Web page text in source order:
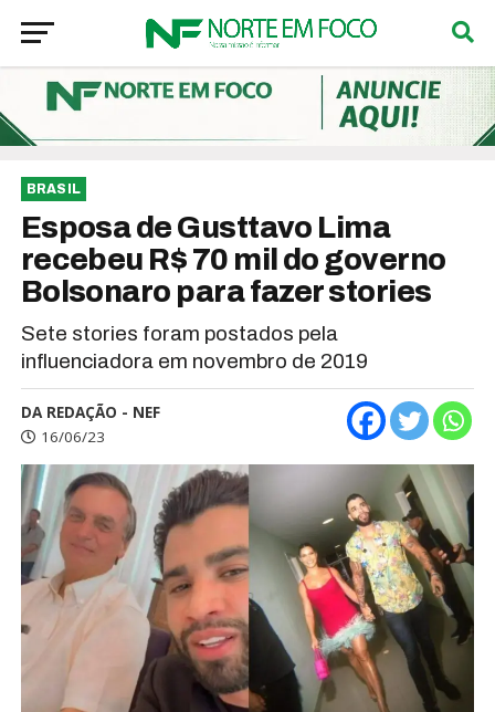
BRASIL
Esposa de Gusttavo Lima
recebeu R$ 70 mil do governo
Bolsonaro para fazer stories
Sete stories foram postados pela
influenciadora em novembro de 2019
DA REDAÇÃO - NEF
16/06/23